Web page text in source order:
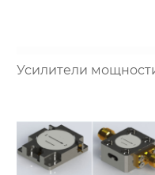
Усилители